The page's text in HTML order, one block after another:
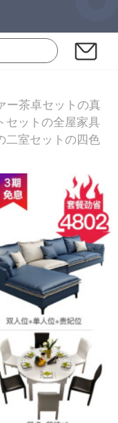
ー茶卓セットの真
セットの全屋家具
二室セットの四色